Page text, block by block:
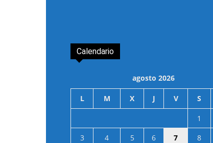
Calendario
agosto 2026
L M X J V S
1
3
4 5 6 7 8